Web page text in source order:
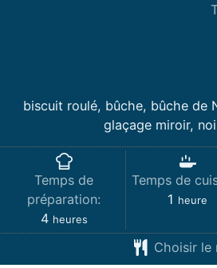
biscuit roulé, bûche, bûche de
glaçage miroir,
Temps de
préparation:
4 heures
Temps de
1 heure
Choisir le